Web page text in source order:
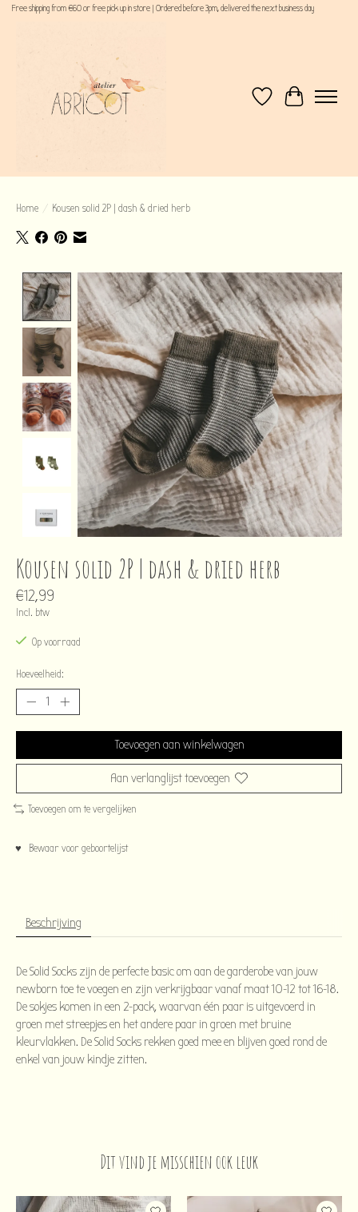
Free shipping from €60 or free pick up in store | Ordered before 3pm, delivered the next business day
VerlanglijstWinkelwagen
Home / Kousen solid 2P | dash & dried herb
Product image slideshow Items
Kousen solid 2P | dash & dried herb
€12,99
Incl. btw
Op voorraad
Hoeveelheid:
Toevoegen aan winkelwagen
Aan verlanglijst toevoegen
Toevoegen om te vergelijken
♥ Bewaar voor geboortelijst
Beschrijving
De Solid Socks zijn de perfecte basic om aan de garderobe van jouw
newborn toe te voegen en zijn verkrijgbaar vanaf maat 10-12 tot 16-18.
De sokjes komen in een 2-pack, waarvan één paar is uitgevoerd in
groen met streepjes en het andere paar in groen met bruine
kleurvlakken. De Solid Socks rekken goed mee en blijven goed rond de
enkel van jouw kindje zitten.
Dit vind je misschien ook leuk
Items van productcarrousel